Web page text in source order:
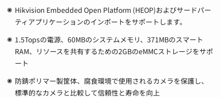
Hikvision Embedded Open Platform (HEOP)およびサードパー
ティアプリケーションのインポートをサポートします。
1.5Topsの電源、60MBのシステムメモリ、371MBのスマート
RAM、リソースを共有するための2GBのeMMCストレージをサポ
ート
防錆ポリマー製筐体、腐食環境で使用されるカメラを保護し、
標準的なカメラと比較して信頼性と寿命を向上